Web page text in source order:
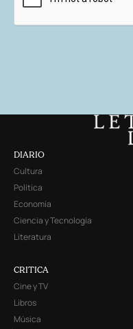
DIARIO
Cultura
Política
Economía
Ciencia y Tecnología
Literatura
CRITICA
Cine y TV
Libros
Música